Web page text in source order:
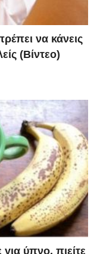
να κάνεις
(Βίντεο)
ύπνο, πιείτε